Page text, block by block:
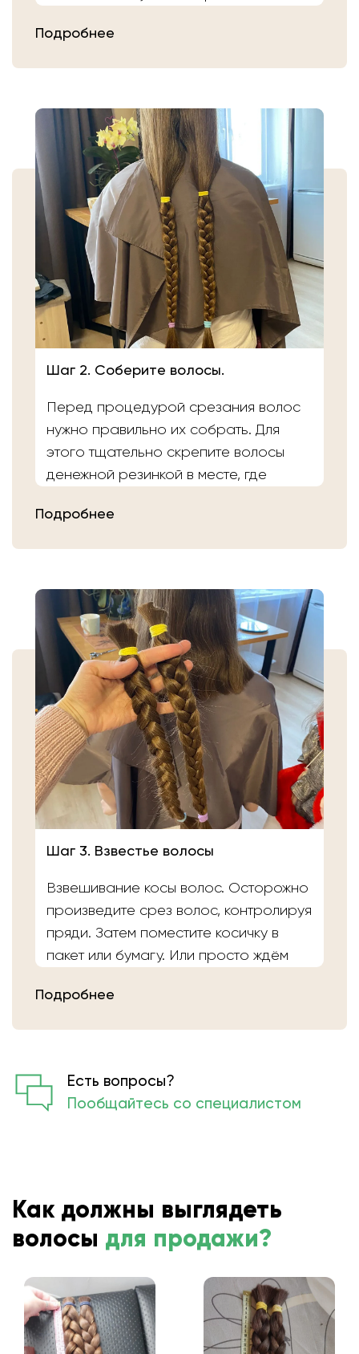
Затем плотно закрепите волосы
самостоятельно, то косичку
аккуратно уложите в пакет или бумагу.
Или просто приходите в салон «Банк
Волос».
Подробнее
Шаг 2. Соберите волосы.
Перед процедурой срезания волос
нужно правильно их собрать. Для
этого тщательно скрепите волосы
денежной резинкой в месте, где
Подробнее
Шаг 3. Взвестье волосы
Взвешивание косы волос. Осторожно
произведите срез волос, контролируя
пряди. Затем поместите косичку в
пакет или бумагу. Или просто ждём
мастера выполнят срез волос и
Подробнее
Есть вопросы?
Пообщайтесь со специалистом
Как должны выглядеть
волосы для продажи?